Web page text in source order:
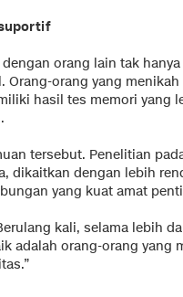
orang lain tak
Orang-orang yang
hasil tes memori yang
tersebut. Penelitian
dikaitkan dengan lebih
yang kuat amat
kali, selama lebih
adalah orang-orang